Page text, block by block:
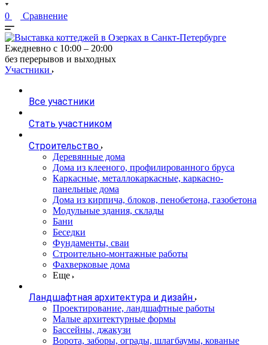
0 Сравнение
Ежедневно с 10:00 – 20:00
без перерывов и выходных
Участники
Все участники
Стать участником
Строительство
Деревянные дома
Дома из клееного, профилированного бруса
Каркасные, металлокаркасные, каркасно-
панельные дома
Дома из кирпича, блоков, пенобетона, газобетона
Модульные здания, склады
Бани
Беседки
Фундаменты, сваи
Строительно-монтажные работы
Фахверковые дома
Еще
Ландшафтная архитектура и дизайн
Проектирование, ландшафтные работы
Малые архитектурные формы
Бассейны, джакузи
Ворота, заборы, ограды, шлагбаумы, кованые